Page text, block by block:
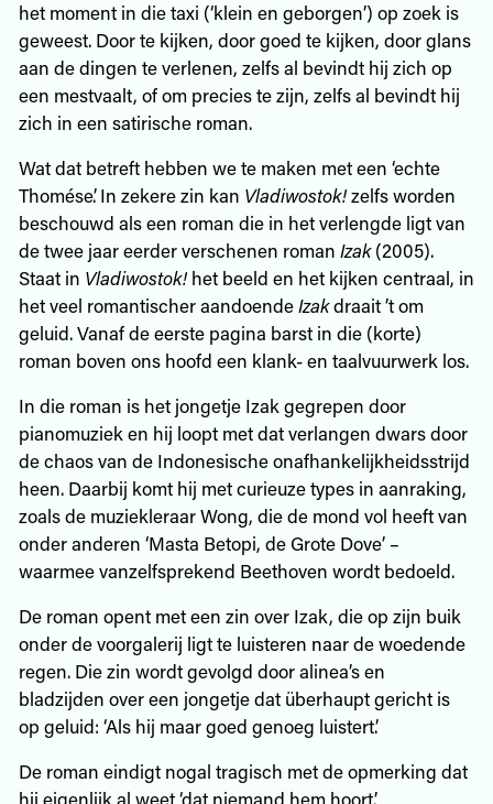
het moment in die taxi (‘klein en geborgen’) op zoek is
geweest. Door te kijken, door goed te kijken, door glans
aan de dingen te verlenen, zelfs al bevindt hij zich op
een mestvaalt, of om precies te zijn, zelfs al bevindt hij
zich in een satirische roman.
Wat dat betreft hebben we te maken met een ‘echte
Thomése’. In zekere zin kan Vladiwostok!zelfs worden
beschouwd als een roman die in het verlengde ligt van
de twee jaar eerder verschenen roman Izak(2005).
Staat in Vladiwostok!het beeld en het kijken centraal, in
het veel romantischer aandoendeIzakdraait ’t om
geluid. Vanaf de eerste pagina barst in die (korte)
roman boven ons hoofd een klank- en taalvuurwerk los.
In die roman is het jongetje Izak gegrepen door
pianomuziek en hij loopt met dat verlangen dwars door
de chaos van de Indonesische onafhankelijkheidsstrijd
heen. Daarbij komt hij met curieuze types in aanraking,
zoals de muziekleraar Wong, die de mond vol heeft van
onder anderen ‘Masta Betopi, de Grote Dove’ –
waarmee vanzelfsprekend Beethoven wordt bedoeld.
De roman opent met een zin over Izak, die op zijn buik
onder de voorgalerij ligt te luisteren naar de woedende
regen. Die zin wordt gevolgd door alinea’s en
bladzijden over een jongetje dat überhaupt gericht is
op geluid: ‘Als hij maar goed genoeg luistert.’
De roman eindigt nogal tragisch met de opmerking dat
hij eigenlijk al weet ‘dat niemand hem hoort’.